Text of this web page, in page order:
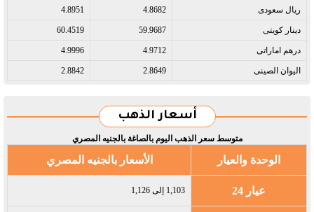
ريال سعودى​ 4.8682
4.8951
دينار كويتى​ 59.9687
60.4519
درهم اماراتى​ 4.9712
4.9996
اليوان الصينى​ 2.8649
2.8842
أسعار الذهب
متوسط سعر الذهب اليوم بالصاغة بالجنيه المصري
الوحدة والعيار الأسعار بالجنيه المصري
عيار 24 1,103 إلى 1,126